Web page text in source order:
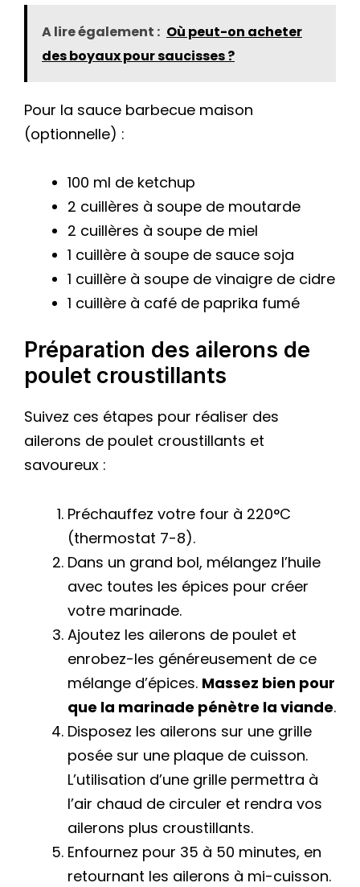
A lire également : Où peut-on acheter
des boyaux pour saucisses ?
Pour la sauce barbecue maison
(optionnelle) :
100 ml de ketchup
2 cuillères à soupe de moutarde
2 cuillères à soupe de miel
1 cuillère à soupe de sauce soja
1 cuillère à soupe de vinaigre de cidre
1 cuillère à café de paprika fumé
Préparation des ailerons de
poulet croustillants
Suivez ces étapes pour réaliser des
ailerons de poulet croustillants et
savoureux :
Préchauffez votre four à 220°C
(thermostat 7-8).
Dans un grand bol, mélangez l’huile
avec toutes les épices pour créer
votre marinade.
Ajoutez les ailerons de poulet et
enrobez-les généreusement de ce
mélange d’épices. Massez bien pour
que la marinade pénètre la viande.
Disposez les ailerons sur une grille
posée sur une plaque de cuisson.
L’utilisation d’une grille permettra à
l’air chaud de circuler et rendra vos
ailerons plus croustillants.
Enfournez pour 35 à 50 minutes, en
retournant les ailerons à mi-cuisson.